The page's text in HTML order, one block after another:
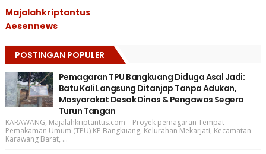
Majalahkriptantus
Aesennews
POSTINGAN POPULER
Pemagaran TPU Bangkuang Diduga Asal Jadi:
Batu Kali Langsung Ditanjap Tanpa Adukan,
Masyarakat Desak Dinas & Pengawas Segera
Turun Tangan
KARAWANG, Majalahkriptantus.com – Proyek pemagaran Tempat
Pemakaman Umum (TPU) KP Bangkuang, Kelurahan Mekarjati, Kecamatan
Karawang Barat, ...